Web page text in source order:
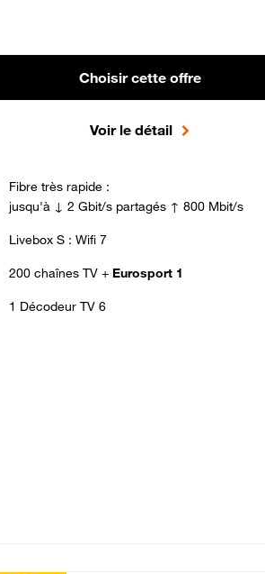
Choisir cette offre
Voir le détail
Fibre très rapide :
jusqu'à ↓ 2 Gbit/s partagés ↑ 800 Mbit/s
Livebox S : Wifi 7
200 chaînes TV + Eurosport 1
1 Décodeur TV 6